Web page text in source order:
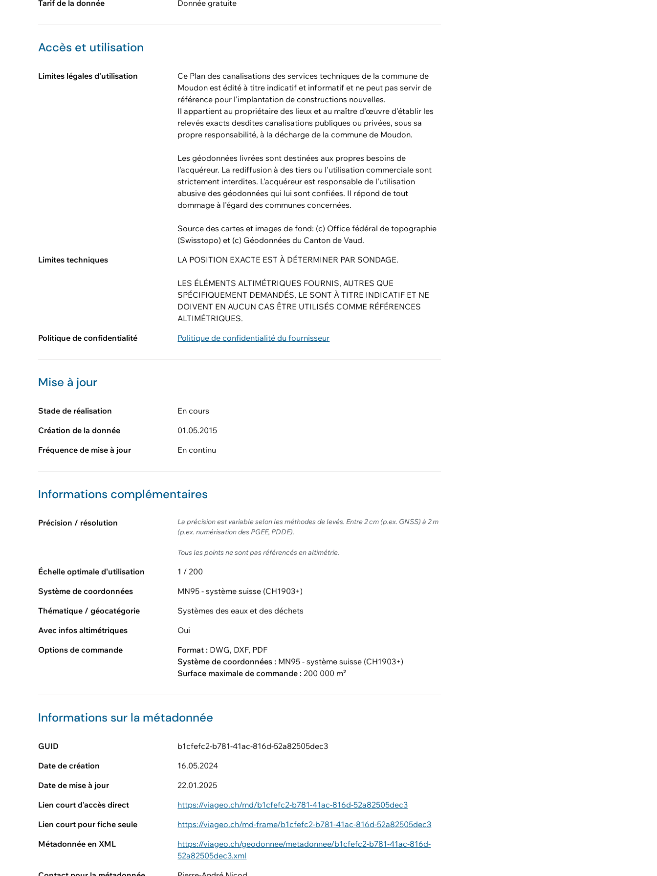
Tarif de la donnée Donnée gratuite
Accès et utilisation
Limites légales d'utilisation
Ce Plan des canalisations des services techniques de la commune de
Moudon est édité à titre indicatif et informatif et ne peut pas servir de
référence pour l'implantation de constructions nouvelles.
Il appartient au propriétaire des lieux et au maître d'œuvre d'établir les
relevés exacts desdites canalisations publiques ou privées, sous sa
propre responsabilité, à la décharge de la commune de Moudon.
Les géodonnées livrées sont destinées aux propres besoins de
l'acquéreur. La rediffusion à des tiers ou l'utilisation commerciale sont
strictement interdites. L'acquéreur est responsable de l'utilisation
abusive des géodonnées qui lui sont confiées. Il répond de tout
dommage à l'égard des communes concernées.
Source des cartes et images de fond: (c) Office fédéral de topographie
(Swisstopo) et (c) Géodonnées du Canton de Vaud.
Limites techniques
LA POSITION EXACTE EST À DÉTERMINER PAR SONDAGE.
LES ÉLÉMENTS ALTIMÉTRIQUES FOURNIS, AUTRES QUE
SPÉCIFIQUEMENT DEMANDÉS, LE SONT À TITRE INDICATIF ET NE
DOIVENT EN AUCUN CAS ÊTRE UTILISÉS COMME RÉFÉRENCES
ALTIMÉTRIQUES.
Politique de confidentialité
Politique de confidentialité du fournisseur
Mise à jour
Stade de réalisation
En cours
Création de la donnée
01.05.2015
Fréquence de mise à jour
En continu
Informations complémentaires
Précision / résolution
La précision est variable selon les méthodes de levés. Entre 2 cm (p.ex. GNSS) à 2 m
(p.ex. numérisation des PGEE, PDDE).
Tous les points ne sont pas référencés en altimétrie.
Échelle optimale d'utilisation
1 / 200
Système de coordonnées
MN95 - système suisse (CH1903+)
Thématique / géocatégorie
Systèmes des eaux et des déchets
Avec infos altimétriques
Oui
Options de commande
Format : DWG, DXF, PDF
Système de coordonnées : MN95 - système suisse (CH1903+)
Surface maximale de commande :200 000 m²
Informations sur la métadonnée
GUID
b1cfefc2-b781-41ac-816d-52a82505dec3
Date de création
16.05.2024
Date de mise à jour
22.01.2025
Lien court d'accès direct
https://viageo.ch/md/b1cfefc2-b781-41ac-816d-52a82505dec3
Lien court pour fiche seule
https://viageo.ch/md-frame/b1cfefc2-b781-41ac-816d-52a82505dec3
Métadonnée en XML
https://viageo.ch/geodonnee/metadonnee/b1cfefc2-b781-41ac-816d-
52a82505dec3.xml